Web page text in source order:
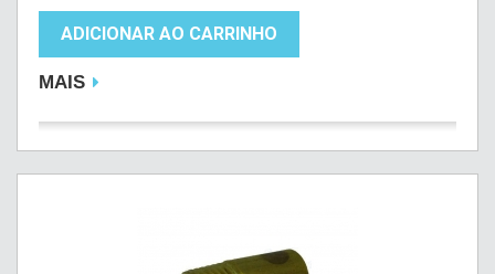
ADICIONAR AO CARRINHO
MAIS